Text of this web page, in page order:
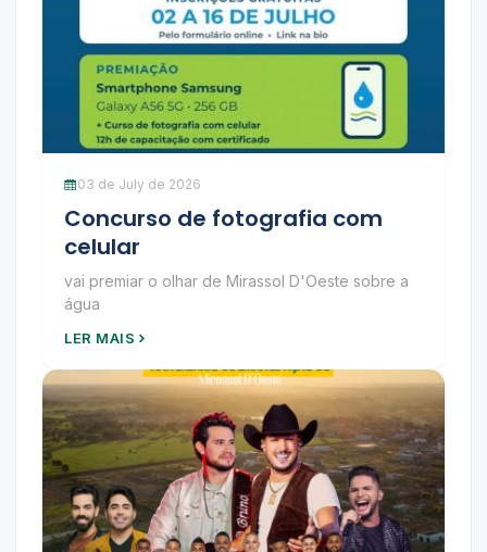
03 de July de 2026
Concurso de fotografia com
celular
vai premiar o olhar de Mirassol D'Oeste sobre a
água
LER MAIS